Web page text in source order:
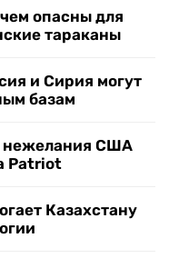
опасны для
тараканы
и Сирия могут
базам
нежелания США
Patriot
Казахстану